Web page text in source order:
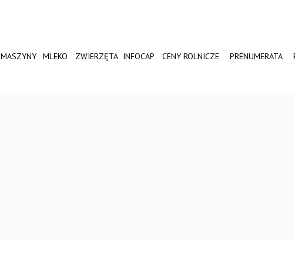
MASZYNY MLEKO ZWIERZĘTA INFOCAP CENY ROLNICZE PRENUMERATA